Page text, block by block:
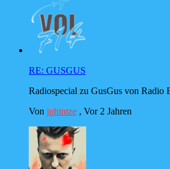
RE: GUSGUS
Radiospecial zu GusGus von Radio
Von jphintze , Vor 2 Jahren